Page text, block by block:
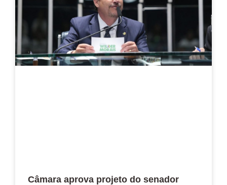
Câmara aprova projeto do senador